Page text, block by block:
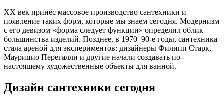
XX век принёс массовое производство сантехники и
появление таких форм, которые мы знаем сегодня. Модернизм
с его девизом «форма следует функции» определил облик
большинства изделий. Позднее, в 1970–90-е годы, сантехника
стала ареной для экспериментов: дизайнеры Филипп Старк,
Маурицио Перегалли и другие начали создавать по-
настоящему художественные объекты для ванной.
Дизайн сантехники сегодня